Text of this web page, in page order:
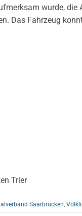
wurde,
Das Fahrzeug
Trier
Saarbrücken